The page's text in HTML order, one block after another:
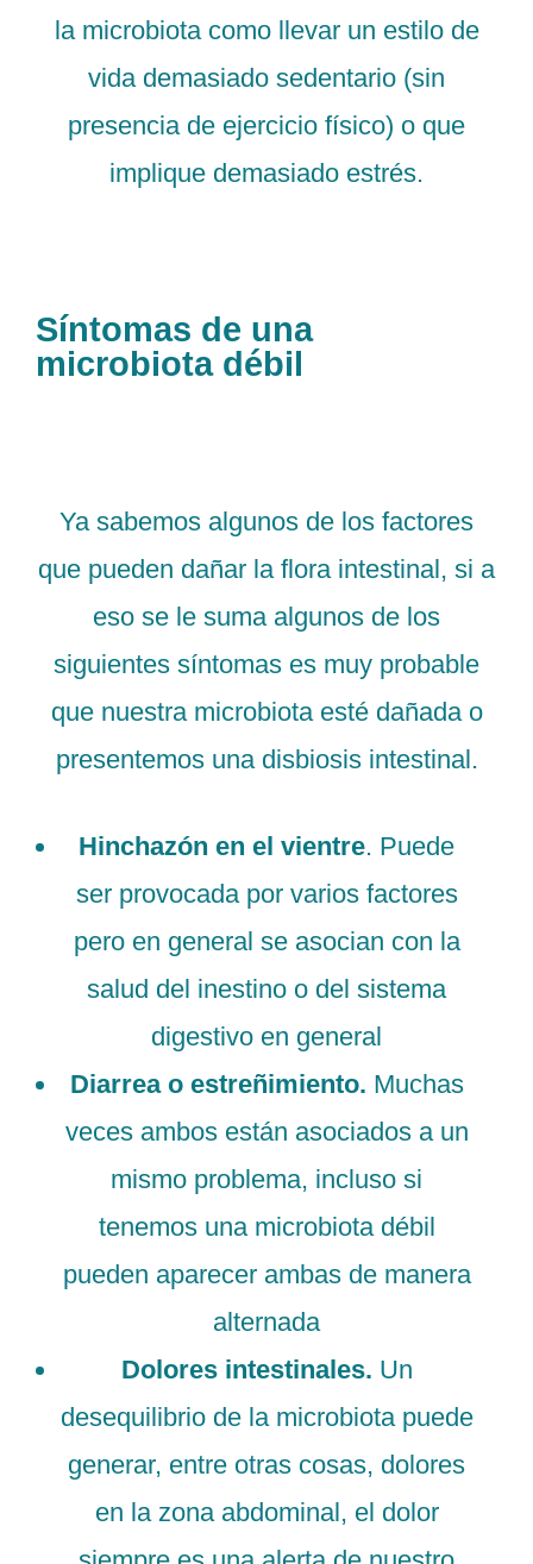
la microbiota como llevar un estilo de
vida demasiado sedentario (sin
presencia de ejercicio físico) o que
implique demasiado estrés.
Síntomas de una
microbiota débil
Ya sabemos algunos de los factores
que pueden dañar la flora intestinal, si a
eso se le suma algunos de los
siguientes síntomas es muy probable
que nuestra microbiota esté dañada o
presentemos una disbiosis intestinal.
Hinchazón en el vientre. Puede
ser provocada por varios factores
pero en general se asocian con la
salud del inestino o del sistema
digestivo en general
Diarrea o estreñimiento. Muchas
veces ambos están asociados a un
mismo problema, incluso si
tenemos una microbiota débil
pueden aparecer ambas de manera
alternada
Dolores intestinales. Un
desequilibrio de la microbiota puede
generar, entre otras cosas, dolores
en la zona abdominal, el dolor